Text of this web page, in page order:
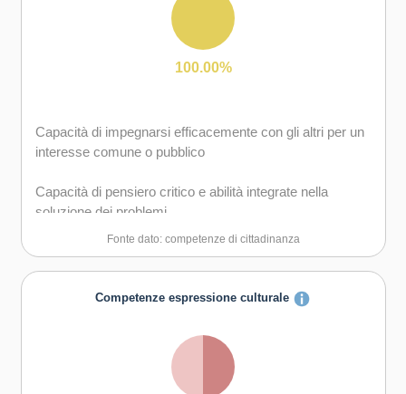
Capacità di possedere spirito di iniziativa e
100.00%
Capacità di impegnarsi efficacemente con gli altri per un
interesse comune o pubblico
Capacità di pensiero critico e abilità integrate nella
soluzione dei problemi
Fonte dato: competenze di cittadinanza
Competenze espressione culturale